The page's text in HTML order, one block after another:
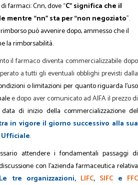
farmaci: Cnn, dove “C” significa che il
mentre “nn” sta per “non negoziato”.
può avvenire dopo, ammesso che il
la rimborsabilità.
il farmaco diventa commercializzabile dopo
a tutti gli eventuali obblighi previsti dalla
o limitazioni per quanto riguarda l’uso
e dopo aver comunicato ad AIFA il prezzo di
di inizio della commercializzazione del
in vigore il giorno successivo alla sua
Ufficiale.
attendere i fondamentali passaggi di
con l’azienda farmaceutica relativa
Le tre organizzazioni, LIFC, SIFC e FFC